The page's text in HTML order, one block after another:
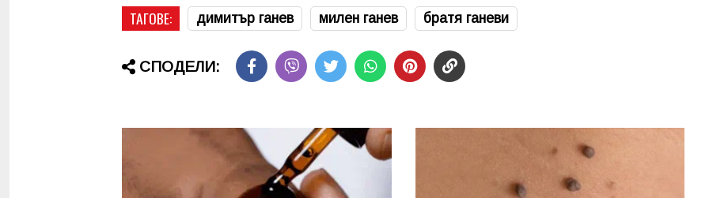
ТАГОВЕ: димитър ганев милен ганев братя ганеви
СПОДЕЛИ: